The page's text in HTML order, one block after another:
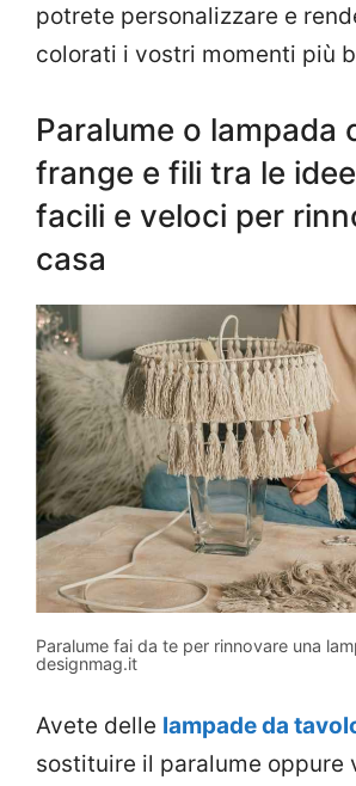
potrete personalizzare e
colorati i vostri momenti più
Paralume o lampada
frange e fili tra le
facili e veloci per
casa
Paralume fai da te per rinnovare una
designmag.it
Avete delle lampade da
sostituire il paralume oppure